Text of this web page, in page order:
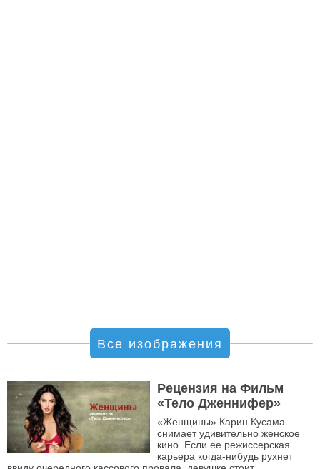
Все изображения
Рецензия на Фильм
«Тело Дженнифер»
«Женщины» Карин Кусама
снимает удивительно женское
кино. Если ее режиссерская
карьера когда-нибудь рухнет